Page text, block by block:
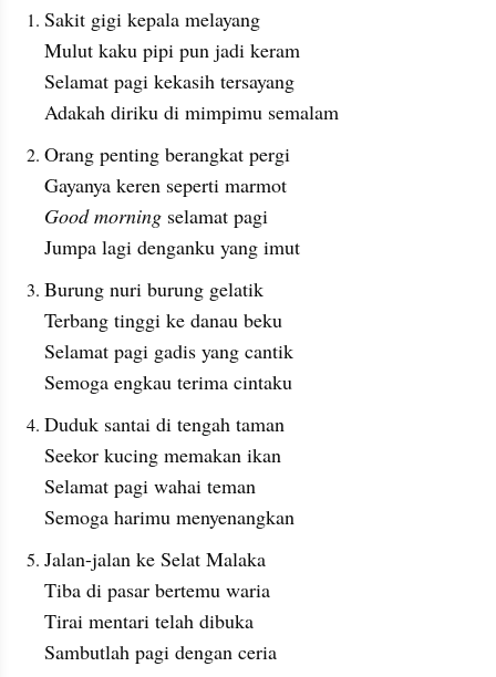
Sakit gigi kepala melayang
Mulut kaku pipi pun jadi keram
Selamat pagi kekasih tersayang
Adakah diriku di mimpimu semalam
Orang penting berangkat pergi
Gayanya keren seperti marmot
Good morning selamat pagi
Jumpa lagi denganku yang imut
Burung nuri burung gelatik
Terbang tinggi ke danau beku
Selamat pagi gadis yang cantik
Semoga engkau terima cintaku
Duduk santai di tengah taman
Seekor kucing memakan ikan
Selamat pagi wahai teman
Semoga harimu menyenangkan
Jalan-jalan ke Selat Malaka
Tiba di pasar bertemu waria
Tirai mentari telah dibuka
Sambutlah pagi dengan ceria